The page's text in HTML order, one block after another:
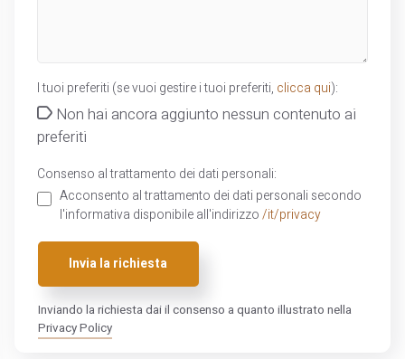
I tuoi preferiti (se vuoi gestire i tuoi preferiti, clicca qui):
Non hai ancora aggiunto nessun contenuto ai
preferiti
Consenso al trattamento dei dati personali:
Acconsento al trattamento dei dati personali secondo
l'informativa disponibile all'indirizzo /it/privacy
Invia la richiesta
Inviando la richiesta dai il consenso a quanto illustrato nella
Privacy Policy